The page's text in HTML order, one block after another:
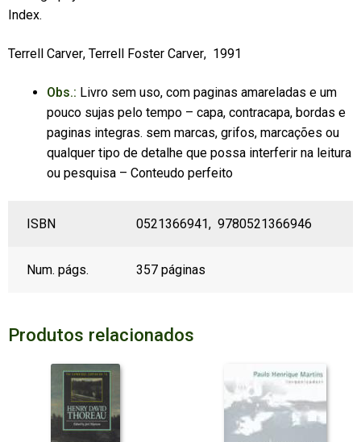
Index.
Terrell Carver, Terrell Foster Carver, 1991
Obs.: Livro sem uso, com paginas amareladas e um
pouco sujas pelo tempo – capa, contracapa, bordas e
paginas integras. sem marcas, grifos, marcações ou
qualquer tipo de detalhe que possa interferir na leitura
ou pesquisa – Conteudo perfeito
ISBN 0521366941, 9780521366946
Num. págs. 357 páginas
Produtos relacionados